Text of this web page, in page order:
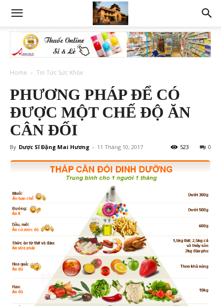
Home Tin Tức Sức Khỏe
PHƯƠNG PHÁP ĐỂ CÓ
ĐƯỢC MỘT CHẾ ĐỘ ĂN
CÂN ĐỐI
By Dược Sĩ Đặng Mai Hương - 11 Tháng 10, 2017 0
523